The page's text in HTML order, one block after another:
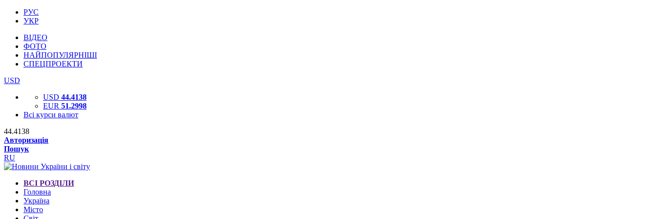
РУС
УКР
ВІДЕО
ФОТО
НАЙПОПУЛЯРНІШІ
СПЕЦПРОЕКТИ
USD
USD 44.4138
EUR 51.2998
Всі курси валют
44.4138
Авторизація
Пошук
RU
ВСІ РОЗДІЛИ
Головна
Україна
Місто